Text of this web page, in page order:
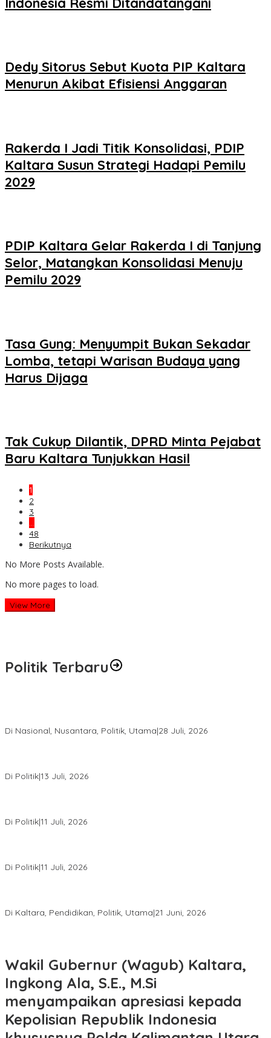
Dedy Sitorus Sebut Kuota PIP Kaltara
Menurun Akibat Efisiensi Anggaran
Rakerda I Jadi Titik Konsolidasi, PDIP
Kaltara Susun Strategi Hadapi Pemilu
2029
PDIP Kaltara Gelar Rakerda I di Tanjung
Selor, Matangkan Konsolidasi Menuju
Pemilu 2029
Tasa Gung: Menyumpit Bukan Sekadar
Lomba, tetapi Warisan Budaya yang
Harus Dijaga
Tak Cukup Dilantik, DPRD Minta Pejabat
Baru Kaltara Tunjukkan Hasil
1
2
3
…
48
Berikutnya
No More Posts Available.
No more pages to load.
View More
Politik Terbaru
Di Nasional, Nusantara, Politik, Utama|28 Juli, 2026
Di Politik|13 Juli, 2026
Di Politik|11 Juli, 2026
Di Politik|11 Juli, 2026
Di Kaltara, Pendidikan, Politik, Utama|21 Juni, 2026
Wakil Gubernur (Wagub) Kaltara,
Ingkong Ala, S.E., M.Si
menyampaikan apresiasi kepada
Kepolisian Republik Indonesia